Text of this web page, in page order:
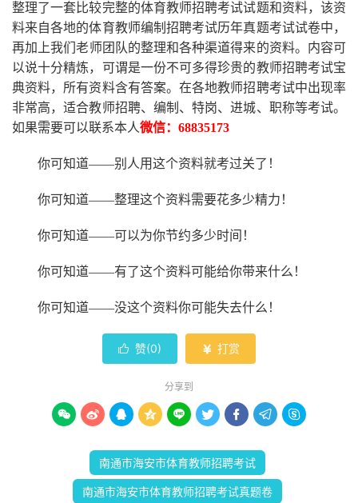
整理了一套比较完整的体育教师招聘考试试题和资料，该资
料来自各地的体育教师编制招聘考试历年真题考试试卷中，
再加上我们老师 团队的整理和各种渠道得来的资料。内容可
以说十分精炼，可谓是一份不可多得珍贵的教师招聘考试宝
典资料，所有资料含有答案。在各地教师招聘考试中出现率
非常高，适合教师招聘、编制、特岗、进城、职称等考试。
如果需要可以联系本人微信： 68835173
你可知道——别人用这个资料就考过关了！
你可知道——整理这个资料需要花多少精力 ！
你可知道——可以为你节约多少时间！
你可知道——有了这个资料可能给你带来什么！
你可知道——没这个资料你可能失去什么 ！
 赞(0)  打赏
分享到
        
南通市海安市体育教师招聘考试
南通市海安市体育教师招聘考试真题卷